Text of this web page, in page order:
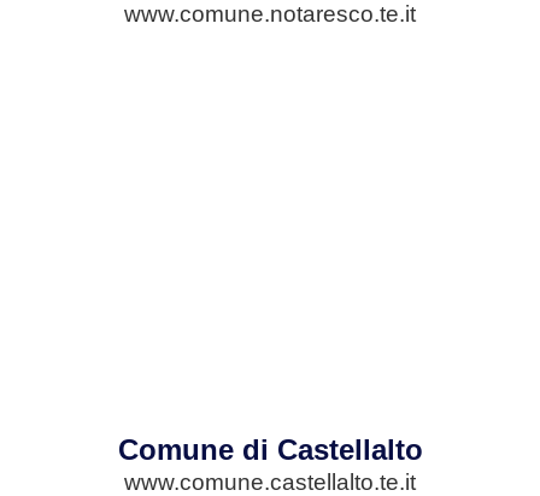
www.comune.notaresco.te.it
Comune di Castellalto
www.comune.castellalto.te.it